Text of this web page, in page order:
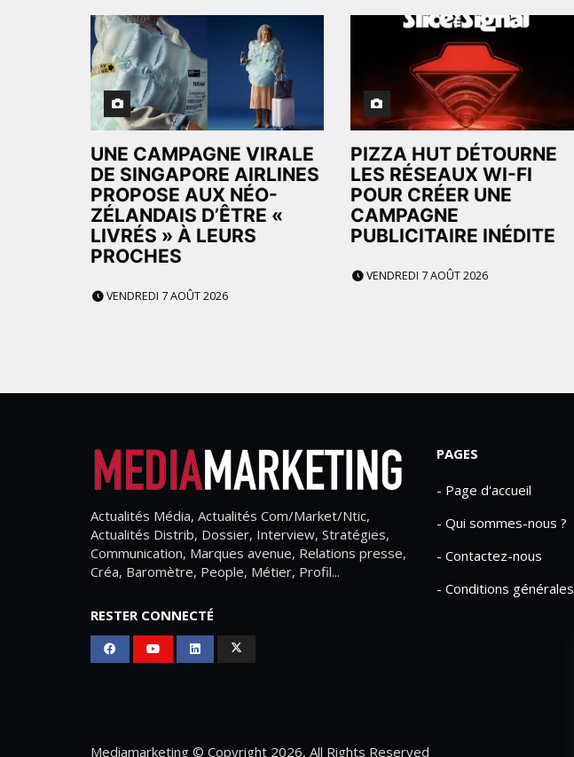
UNE CAMPAGNE VIRALE
DE SINGAPORE AIRLINES
PROPOSE AUX NÉO-
ZÉLANDAIS D’ÊTRE «
LIVRÉS » À LEURS
PROCHES
VENDREDI 7 AOÛT 2026
PIZZA HUT DÉTOURNE
LES RÉSEAUX WI-FI
POUR CRÉER UNE
CAMPAGNE
PUBLICITAIRE INÉDITE
VENDREDI 7 AOÛT 2026
Actualités Média, Actualités Com/Market/Ntic,
Actualités Distrib, Dossier, Interview, Stratégies,
Communication, Marques avenue, Relations presse,
Créa, Baromètre, People, Métier, Profil...
RESTER CONNECTÉ
PAGES
- Page d'accueil
- Qui sommes-nous ?
- Contactez-nous
- Conditions générales
Mediamarketing © Copyright 2026, All Rights Reserved